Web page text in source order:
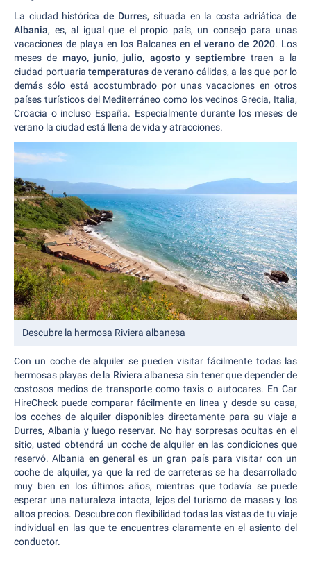
La ciudad histórica de Durres, situada en la costa adriáticade
Albania, es, al igual que el propio país, un consejo para unas
vacaciones de playa en los Balcanes en el verano de 2020. Los
meses de mayo, junio, julio, agosto y septiembre traen a la
ciudad portuaria temperaturas de verano cálidas, a las que por lo
demás sólo está acostumbrado por unas vacaciones en otros
países turísticos del Mediterráneo como los vecinos Grecia, Italia,
Croacia o incluso España. Especialmente durante los meses de
verano la ciudad está llena de vida y atracciones.
Descubre la hermosa Riviera albanesa
Con un coche de alquiler se pueden visitar fácilmente todas las
hermosas playas de la Riviera albanesa sin tener que depender de
costosos medios de transporte como taxis o autocares. En Car
HireCheck puede comparar fácilmente en línea y desde su casa,
los coches de alquiler disponibles directamente para su viaje a
Durres, Albania y luego reservar. No hay sorpresas ocultas en el
sitio, usted obtendrá un coche de alquiler en las condiciones que
reservó. Albania en general es un gran país para visitar con un
coche de alquiler, ya que la red de carreteras se ha desarrollado
muy bien en los últimos años, mientras que todavía se puede
esperar una naturaleza intacta, lejos del turismo de masas y los
altos precios. Descubre con flexibilidad todas las vistas de tu viaje
individual en las que te encuentres claramente en el asiento del
conductor.